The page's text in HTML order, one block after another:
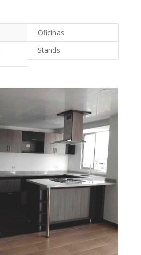
Oficinas
Stands